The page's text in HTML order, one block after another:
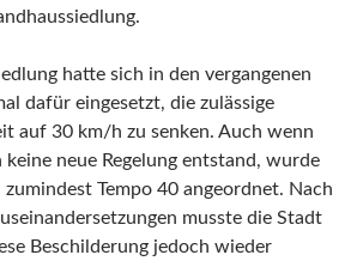
hatte sich in den vergangenen
dafür eingesetzt, die zulässige
auf 30 km/h zu senken. Auch wenn
neue Regelung entstand, wurde
Tempo 40 angeordnet. Nach
musste die Stadt
Beschilderung jedoch wieder